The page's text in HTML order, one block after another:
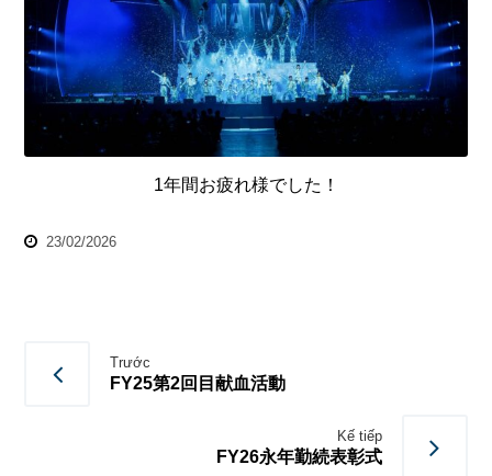
1年間お疲れ様でした！
23/02/2026
Trước
FY25第2回目献血活動
Kế tiếp
FY26永年勤続表彰式